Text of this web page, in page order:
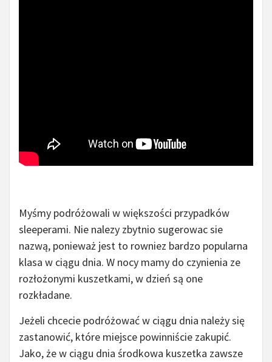
Myśmy podróżowali w większości przypadków
sleeperami. Nie nalezy zbytnio sugerowac sie
nazwą, ponieważ jest to rowniez bardzo popularna
klasa w ciągu dnia. W nocy mamy do czynienia ze
rozłożonymi kuszetkami, w dzień są one
rozkładane.
Jeżeli chcecie podróżować w ciągu dnia należy się
zastanowić, które miejsce powinniście zakupić.
Jako, że w ciągu dnia środkowa kuszetka zawsze